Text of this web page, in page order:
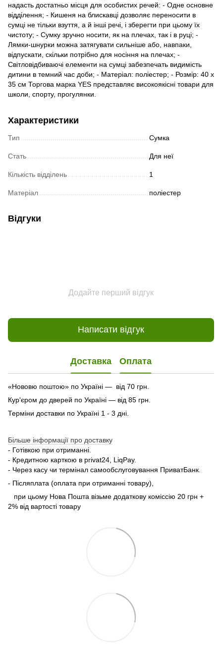
надасть достатньо місця для особистих речей: - Одне основне
відділення; - Кишеня на блискавці дозволяє переносити в
сумці не тільки взуття, а й інші речі, і зберегти при цьому їх
чистоту; - Сумку зручно носити, як на плечах, так і в руці; -
Лямки-шнурки можна затягувати сильніше або, навпаки,
відпускати, скільки потрібно для носіння на плечах; -
Світловідбиваючі елементи на сумці забезпечать видимість
дитини в темний час доби; - Матеріал: поліестер; - Розмір: 40 х
35 см Торгова марка YES представляє високоякісні товари для
школи, спорту, прогулянки.
Характеристики
Тип Сумка
Стать Для неї
Кількість відділень 1
Матеріал поліестер
Відгуки
Додайте перший відгук
Написати відгук
Доставка Оплата
«Нововю поштою» по Україні — від 70 грн.
Кур'єром до дверей по Україні — від 85 грн.
Терміни доставки по Україні 1 - 3 дні.
Більше інформації про доставку
- Готівкою при отриманні.
- Кредитною карткою в privat24, LiqPay.
- Через касу чи термінал самообслуговування ПриватБанк.
- Післяплата (оплата при отриманні товару),
при цьому Нова Пошта візьме додаткову коміссію 20 грн +
2% від вартості товару